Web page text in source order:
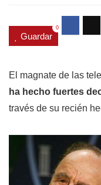
Guardar
0
El magnate de las
ha hecho fuertes
través de su recién